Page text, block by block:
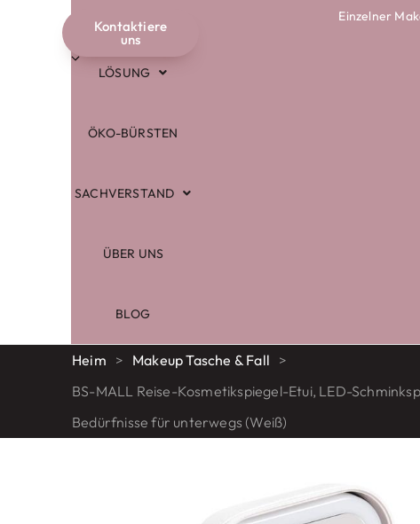
GESCHÄFT
LÖSUNG
ÖKO-BÜRSTEN
SACHVERSTAND
ÜBER UNS
BLOG
Kontaktiere
uns
Deutsch
Einzelner
Heim > Makeup Tasche & Fall >
BS-MALL Reise-Kosmetikspiegel-Etui, LED-
Bedürfnisse für unterwegs (Weiß)